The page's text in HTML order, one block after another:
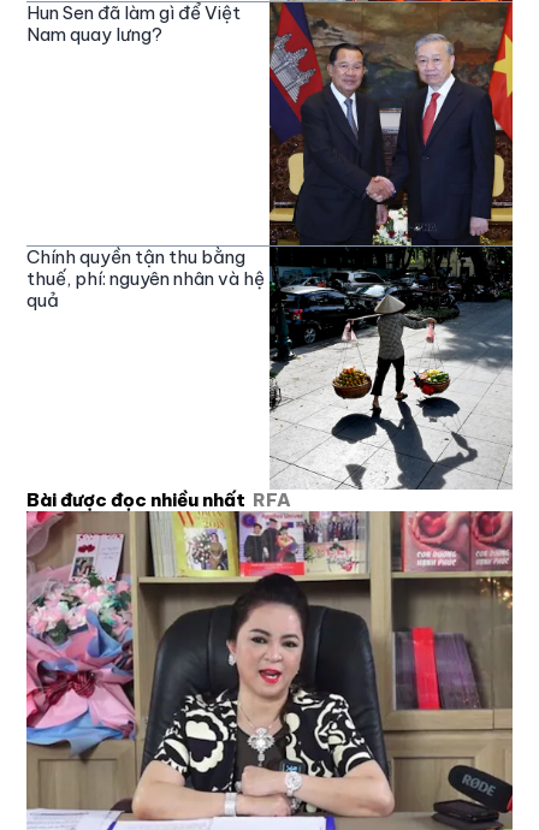
Hun Sen đã làm gì để Việt
Nam quay lưng?
Chính quyền tận thu bằng
thuế, phí: nguyên nhân và hệ
quả
Bài được đọc nhiều nhất RFA